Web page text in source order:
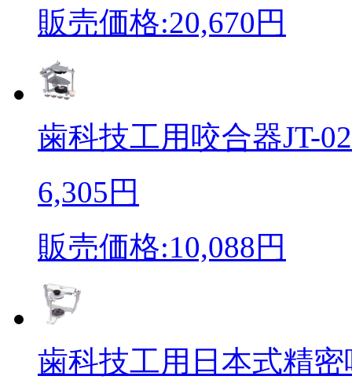
販売価格:20,670円
歯科技工用咬合器JT-
6,305円
販売価格:10,088円
歯科技工用日本式精密